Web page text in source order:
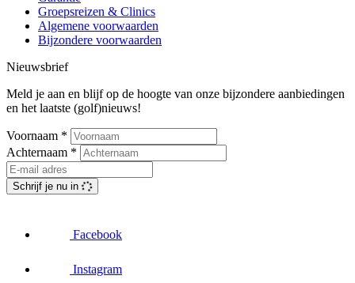
Groepsreizen & Clinics
Algemene voorwaarden
Bijzondere voorwaarden
Nieuwsbrief
Meld je aan en blijf op de hoogte van onze bijzondere aanbiedingen
en het laatste (golf)nieuws!
Voornaam *
Achternaam *
Schrijf je nu in
Facebook
Instagram